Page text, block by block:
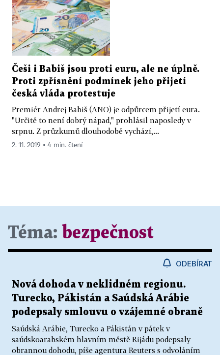
Češi i Babiš jsou proti euru, ale ne úplně.
Proti zpřísnění podmínek jeho přijetí
česká vláda protestuje
Premiér Andrej Babiš (ANO) je odpůrcem přijetí eura.
"Určitě to není dobrý nápad," prohlásil naposledy v
srpnu. Z průzkumů dlouhodobě vychází,...
2. 11. 2019 ▪ 4 min. čtení
Téma: bezpečnost
ODEBÍRAT
Nová dohoda v neklidném regionu.
Turecko, Pákistán a Saúdská Arábie
podepsaly smlouvu o vzájemné obraně
Saúdská Arábie, Turecko a Pákistán v pátek v
saúdskoarabském hlavním městě Rijádu podepsaly
obrannou dohodu, píše agentura Reuters s odvoláním